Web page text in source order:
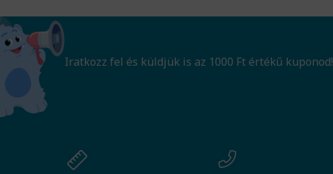
Iratkozz fel és küldjük is az 1000 Ft értékű kuponod!